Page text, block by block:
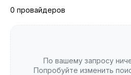
0 провайдеров
По вашему запросу
Попробуйте изменить